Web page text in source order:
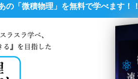
の「微積物理」を無料で学べます！！